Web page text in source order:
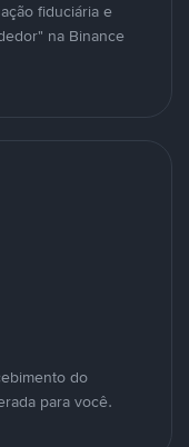
fiduciária e
na Binance
do
para você.